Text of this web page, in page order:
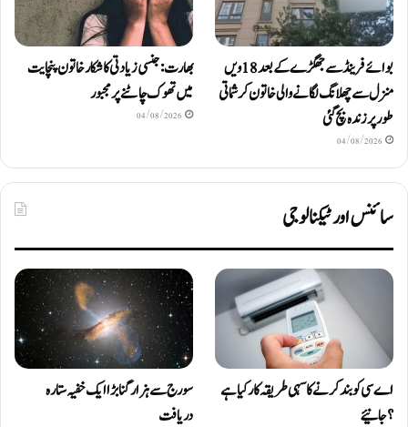
بوائے فرینڈ سے جھگڑے کے بعد 18 ویں
منزل سے چھلانگ لگانے والی خاتون کرشماتی
طور پر زندہ بچ گئی
04/08/2026
بھارت: جنسی زیادتی کا شکار خاتون پنچایت
میں تھوک چاٹنے پر مجبور
04/08/2026
سائنس اور ٹیکنالوجی
اے سی کو بند کرنے کا سہی طریقہ کار کیا ہے
؟ جانیئے
سورج سے ہزار گنا بڑا ایک خفیہ ستارہ
دریافت